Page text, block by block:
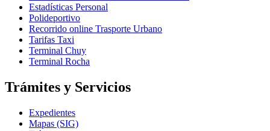
Estadísticas Personal
Polideportivo
Recorrido online Trasporte Urbano
Tarifas Taxi
Terminal Chuy
Terminal Rocha
Trámites y Servicios
Expedientes
Mapas (SIG)